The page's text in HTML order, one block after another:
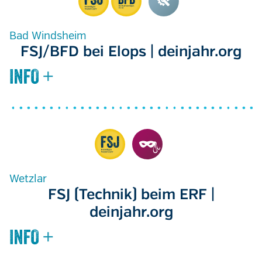
Bad Windsheim
FSJ/BFD bei Elops | deinjahr.org
Wetzlar
FSJ (Technik) beim ERF |
deinjahr.org